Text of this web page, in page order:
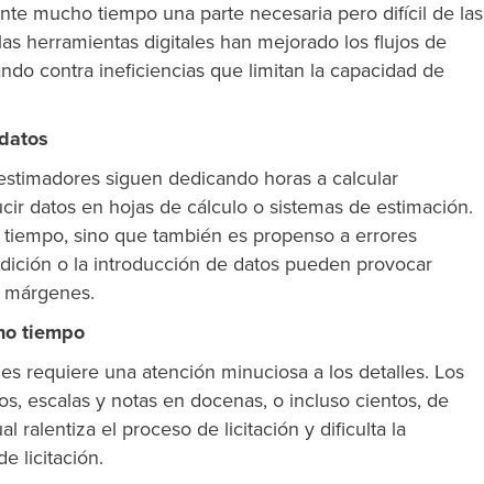
mucho tiempo una parte necesaria pero difícil de las
herramientas digitales han mejorado los flujos de
contra ineficiencias que limitan la capacidad de
siguen dedicando horas a calcular
datos en hojas de cálculo o sistemas de estimación.
sino que también es propenso a errores
o la introducción de datos pueden provocar
tiempo
requiere una atención minuciosa a los detalles. Los
escalas y notas en docenas, o incluso cientos, de
ralentiza el proceso de licitación y dificulta la
licitación.